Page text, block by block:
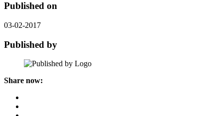
Published on
03-02-2017
Published by
Share now: